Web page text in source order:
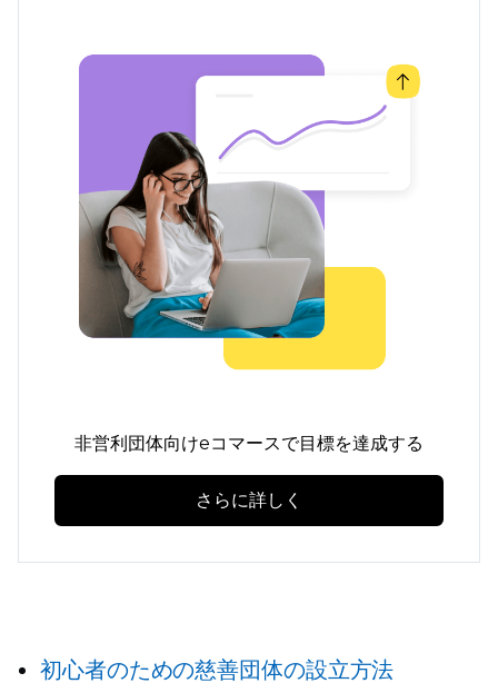
非営利団体向けeコマースで目標を達成する
さらに詳しく
初心者のための慈善団体の設立方法